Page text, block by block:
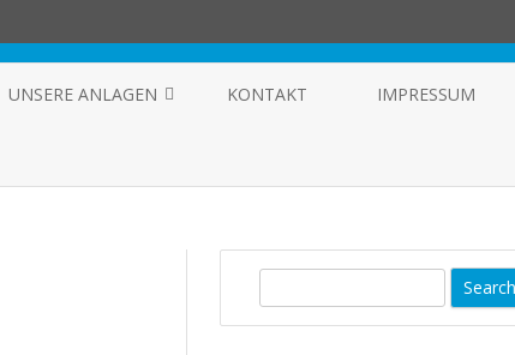
UNSERE ANLAGEN KONTAKT IMPRESSUM